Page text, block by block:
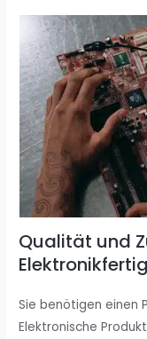
Qualität und
Sie benötigen einen
Elektronische